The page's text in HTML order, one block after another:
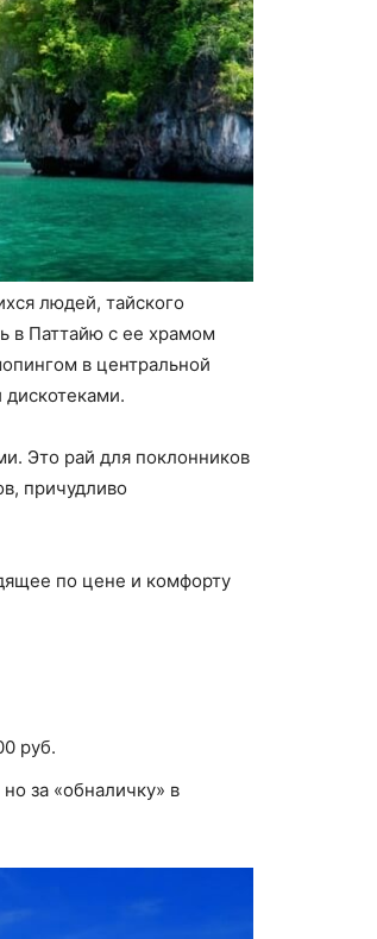
людей, тайского
в Паттайю с ее храмом
в центральной
Это рай для поклонников
причудливо
по цене и комфорту
руб.
за «обналичку» в